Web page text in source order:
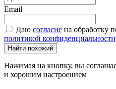
Email
Даю согласие на обработку
политикой конфиденциальности
Найти похожий
Нажимая на кнопку, вы
и хорошим настроением